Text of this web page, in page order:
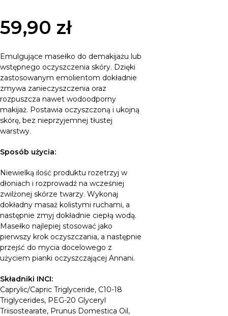
59,90 zł
Emulgujące masełko do demakijażu lub
wstępnego oczyszczenia skóry. Dzięki
zastosowanym emolientom dokładnie
zmywa zanieczyszczenia oraz
rozpuszcza nawet wodoodporny
makijaż. Postawia oczyszczoną i ukojną
skórę, bez nieprzyjemnej tłustej
warstwy.
Sposób użycia:
Niewielką ilość produktu rozetrzyj w
dłoniach i rozprowadź na wcześniej
zwilżonej skórze twarzy. Wykonaj
dokładny masaż kolistymi ruchami, a
następnie zmyj dokładnie ciepłą wodą.
Masełko najlepiej stosować jako
pierwszy krok oczyszczania, a następnie
przejść do mycia docelowego z
użyciem pianki oczyszczającej Annani.
Składniki INCI:
Caprylic/Capric Triglyceride, C10-18
Triglycerides, PEG-20 Glyceryl
Triisostearate, Prunus Domestica Oil,